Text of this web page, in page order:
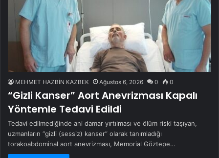
MEHMET HAZBİN KAZBEK Ağustos 6, 2026 0 0
“Gizli Kanser” Aort Anevrizması Kapalı
Yöntemle Tedavi Edildi
Tedavi edilmediğinde ani damar yırtılması ve ölüm riski taşıyan,
uzmanların “gizli (sessiz) kanser” olarak tanımladığı
torakoabdominal aort anevrizması, Memorial Göztepe…